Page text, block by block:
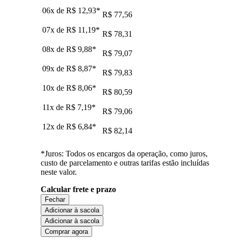
06x de R$ 12,93* R$ 77,56
07x de R$ 11,19* R$ 78,31
08x de R$ 9,88*
R$ 79,07
09x de R$ 8,87*
R$ 79,83
10x de R$ 8,06*
R$ 80,59
11x de R$ 7,19*
R$ 79,06
12x de R$ 6,84* R$ 82,14
*Juros: Todos os encargos da operação, como juros,
custo de parcelamento e outras tarifas estão incluídas
neste valor.
Calcular frete e prazo
Fechar
Adicionar à sacola
Adicionar à sacola
Comprar agora